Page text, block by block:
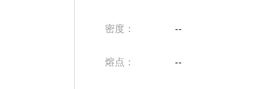
密度： --
熔点： --